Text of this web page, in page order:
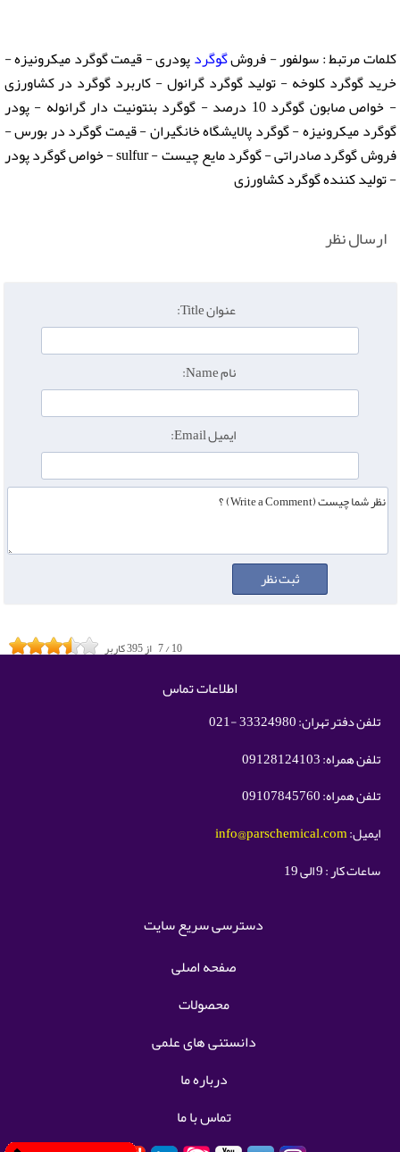
کلمات مرتبط : سولفور - فروشگوگردپودری - قیمت گوگرد میکرونیزه -
خرید گوگرد کلوخه - تولید گوگرد گرانول - کاربرد گوگرد در کشاورزی
- خواص صابون گوگرد 10 درصد - گوگرد بنتونیت دار گرانوله - پودر
گوگرد میکرونیزه - گوگرد پالایشگاه خانگیران - قیمت گوگرد در بورس -
فروش گوگرد صادراتی - گوگرد مایع چیست - sulfur - خواص گوگرد پودر
- تولید کننده گوگرد کشاورزی
ارسال نظر
عنوان Title:
نام Name:
ایمیل Email:
7/10 از395کاربر
اطلاعات تماس
تلفن دفتر تهران: 33324980 -021
تلفن همراه: 09128124103
تلفن همراه: 09107845760
ایمیل:info@parschemical.com
ساعات کار : 9 الی 19
دسترسی سریع سایت
صفحه اصلی
محصولات
دانستنی های علمی
درباره ما
تماس با ما